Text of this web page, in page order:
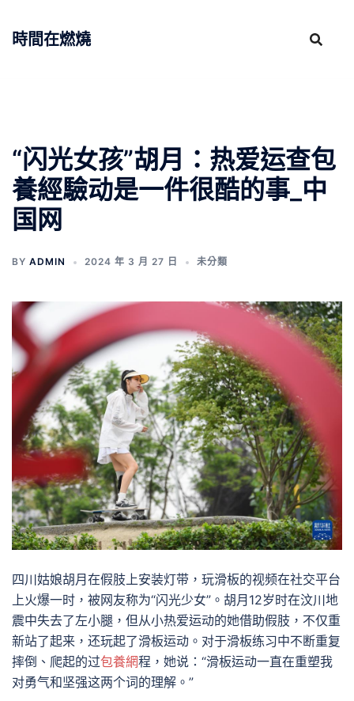
時間在燃燒
“闪光女孩”胡月：热爱运查包
養經驗动是一件很酷的事_中
国网
BY ADMIN 2024 年 3 月 27 日 未分類
四川姑娘胡月在假肢上安装灯带，玩滑板的视频在社交平台
上火爆一时，被网友称为“闪光少女”。胡月12岁时在汶川地
震中失去了左小腿，但从小热爱运动的她借助假肢，不仅重
新站了起来，还玩起了滑板运动。对于滑板练习中不断重复
摔倒、爬起的过包養網程，她说：“滑板运动一直在重塑我
对勇气和坚强这两个词的理解。”